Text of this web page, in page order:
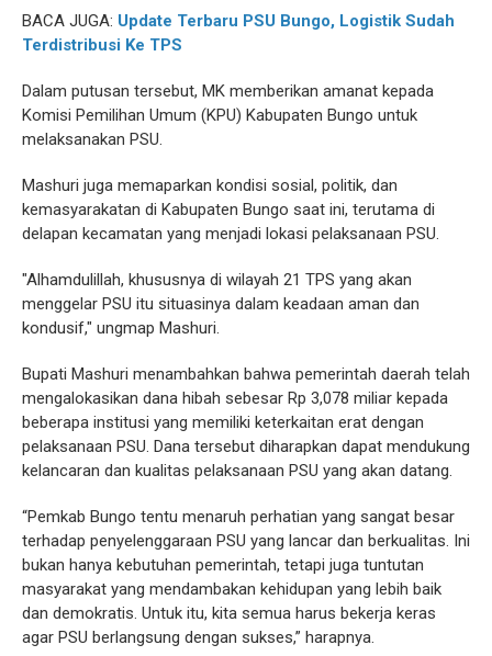
BACA JUGA: Update Terbaru PSU Bungo, Logistik Sudah
Terdistribusi Ke TPS
Dalam putusan tersebut, MK memberikan amanat kepada
Komisi Pemilihan Umum (KPU) Kabupaten Bungo untuk
melaksanakan PSU.
Mashuri juga memaparkan kondisi sosial, politik, dan
kemasyarakatan di Kabupaten Bungo saat ini, terutama di
delapan kecamatan yang menjadi lokasi pelaksanaan PSU.
"Alhamdulillah, khususnya di wilayah 21 TPS yang akan
menggelar PSU itu situasinya dalam keadaan aman dan
kondusif," ungmap Mashuri.
Bupati Mashuri menambahkan bahwa pemerintah daerah telah
mengalokasikan dana hibah sebesar Rp 3,078 miliar kepada
beberapa institusi yang memiliki keterkaitan erat dengan
pelaksanaan PSU. Dana tersebut diharapkan dapat mendukung
kelancaran dan kualitas pelaksanaan PSU yang akan datang.
“Pemkab Bungo tentu menaruh perhatian yang sangat besar
terhadap penyelenggaraan PSU yang lancar dan berkualitas. Ini
bukan hanya kebutuhan pemerintah, tetapi juga tuntutan
masyarakat yang mendambakan kehidupan yang lebih baik
dan demokratis. Untuk itu, kita semua harus bekerja keras
agar PSU berlangsung dengan sukses,” harapnya.